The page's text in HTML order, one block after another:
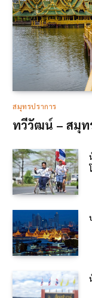
สมุทรปราการ
ทวีวัฒน์ –